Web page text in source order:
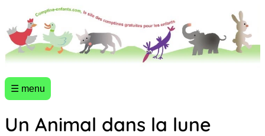
☰ menu
Un Animal dans la lune